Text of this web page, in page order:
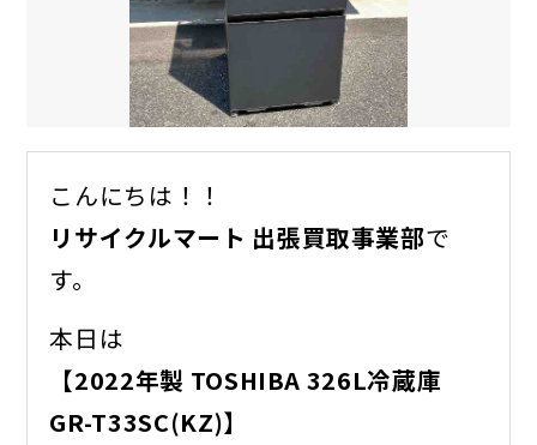
こんにちは！！
リサイクルマート 出張買取事業部で
す。
本日は
【2022年製 TOSHIBA 326L冷蔵庫
GR-T33SC(KZ)】